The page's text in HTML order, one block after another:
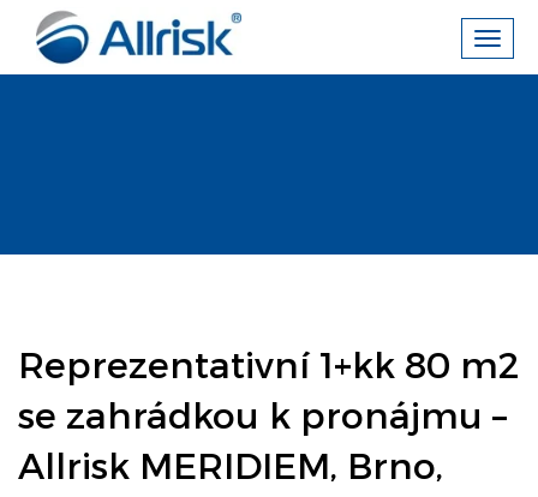
Reprezentativní 1+kk 80 m2
se zahrádkou k pronájmu –
Allrisk MERIDIEM, Brno,